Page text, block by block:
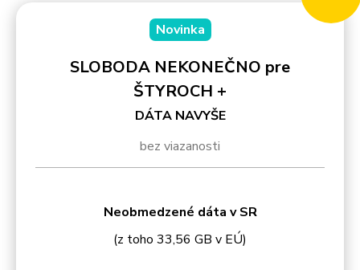
Novinka
SLOBODA NEKONEČNO pre
ŠTYROCH +
DÁTA NAVYŠE
bez viazanosti
Neobmedzené dáta v SR
(z toho 33,56 GB v EÚ)